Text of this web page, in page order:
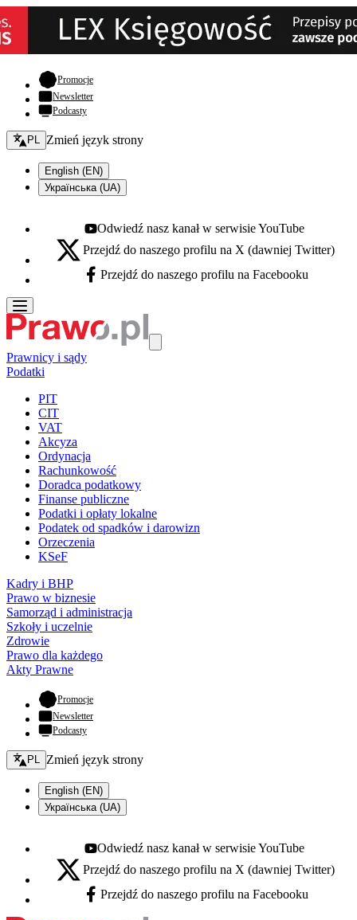
Promocje- otwiera się w nowej karcie
Newsletter
Podcasty
Zmień język - bieżący:
PL Zmień język strony
English (EN)
Українська (UA)
Youtube - otwiera się w nowej karcie
Odwiedź nasz kanał w serwisie YouTube
X - otwiera się w nowej karcie
Przejdź do naszego profilu na X (dawniej Twitter)
Facebook - otwiera się w nowej karcie
Przejdź do naszego profilu na Facebooku
Prawnicy i sądy
Podatki
PIT
CIT
VAT
Akcyza
Ordynacja
Rachunkowość
Doradca podatkowy
Finanse publiczne
Podatki i opłaty lokalne
Podatek od spadków i darowizn
Orzeczenia
KSeF
Kadry i BHP
Prawo w biznesie
Samorząd i administracja
Szkoły i uczelnie
Zdrowie
Prawo dla każdego
Akty Prawne
Promocje- otwiera się w nowej karcie
Newsletter
Podcasty
Zmień język - bieżący:
PL Zmień język strony
English (EN)
Українська (UA)
Youtube - otwiera się w nowej karcie
Odwiedź nasz kanał w serwisie YouTube
X - otwiera się w nowej karcie
Przejdź do naszego profilu na X (dawniej Twitter)
Facebook - otwiera się w nowej karcie
Przejdź do naszego profilu na Facebooku